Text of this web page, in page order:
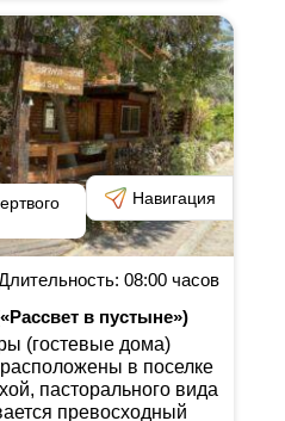
Навигация
: 08:00часов
в пустыне»)
(гостевые дома)
в поселке
пасторального вида
превосходный